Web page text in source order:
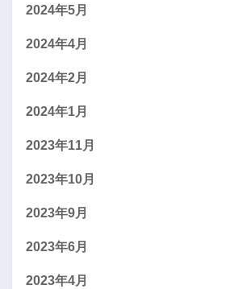
2024年5月
2024年4月
2024年2月
2024年1月
2023年11月
2023年10月
2023年9月
2023年6月
2023年4月